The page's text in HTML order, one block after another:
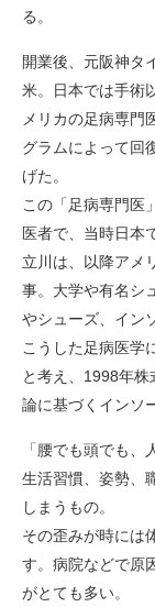
る。
開業後、元阪神タ
米。日本では手術
メリカの足病専門
グラムによって回
げた。
この「足病専門医
医者で、当時日本
立川は、以降アメ
事。大学や有名シ
やシューズ、イン
こうした足病医学
と考え、1998年
論に基づくインソ
「腰でも頭でも
生活習慣、姿勢、
しまうもの。
その歪みが時には
す。病院などで原
がとても多い。